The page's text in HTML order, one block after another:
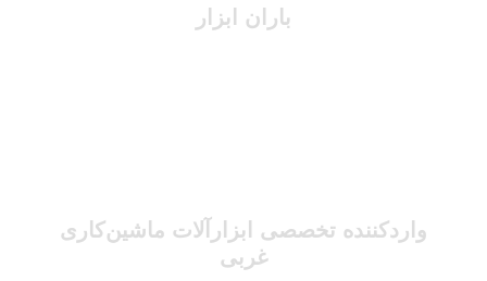
باران ابزار
واردکننده تخصصی ابزارآلات ماشین‌کاری
غربی